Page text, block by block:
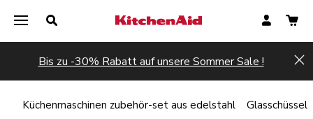
Bis zu -30% Rabatt auf unsere Sommer Sale !
Küchenmaschinen zubehör-set aus edelstahl Glasschüssel